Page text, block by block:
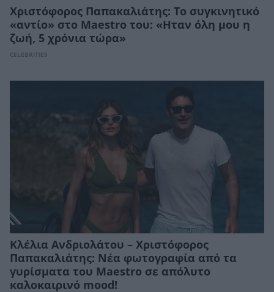
Χριστόφορος Παπακαλιάτης: Το συγκινητικό
«αντίο» στο Maestro του: «Ηταν όλη μου η
ζωή, 5 χρόνια τώρα»
CELEBRITIES
Κλέλια Ανδριολάτου – Χριστόφορος
Παπακαλιάτης: Νέα φωτογραφία από τα
γυρίσματα του Maestro σε απόλυτο
καλοκαιρινό mood!